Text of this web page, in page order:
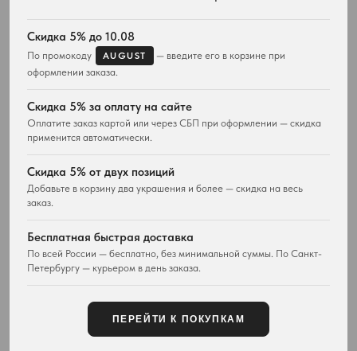
Скидка 5% до 10.08
По промокоду AUGUST
— введите его в корзине при
оформлении заказа.
Скидка 5% за оплату на сайте
Оплатите заказ картой или через СБП при оформлении — скидка
применится автоматически.
Скидка 5% от двух позиций
Добавьте в корзину два украшения и более — скидка на весь
заказ.
Бесплатная быстрая доставка
По всей России — бесплатно, без минимальной суммы. По Санкт-
Петербургу — курьером в день заказа.
ПЕРЕЙТИ К ПОКУПКАМ
Весь ассортимент
Подвески и ожерелья
Серьги
Кольца
Часы
Сумки
Для него
ПОКУПАТЕЛЯМ
Доставка
Возврат товара
Отзывы покупателей
Контакты
Карта сайта
О магазине
Новости и проекты
Все материалы
+7 929 115-81-82